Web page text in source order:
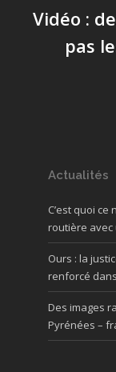
Vidéo :
pas
Actualités
C’est quoi
routière avec
Ours : la
renforcé
Des images
Pyrénées –